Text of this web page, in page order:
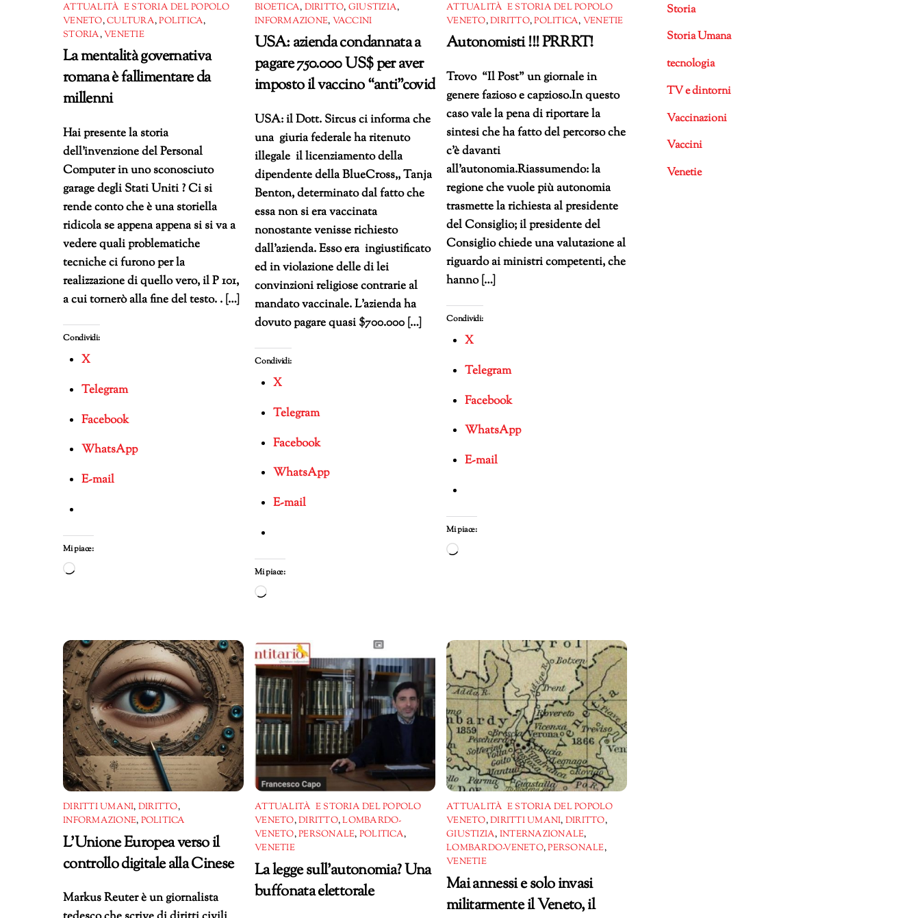
ATTUALITÀ E STORIA DEL POPOLO
VENETO,CULTURA,POLITICA,
STORIA,VENETIE
La mentalità governativa
romana è fallimentare da
millenni
Hai presente la storia
dell’invenzione del Personal
Computer in uno sconosciuto
garage degli Stati Uniti ? Ci si
rende conto che è una storiella
ridicola se appena appena si si va a
vedere quali problematiche
tecniche ci furono per la
realizzazione di quello vero, il P 101,
a cui tornerò alla fine del testo. . […]
Condividi:
X
Telegram
Facebook
WhatsApp
E-mail
Mi piace:
Caricamento
BIOETICA, DIRITTO, GIUSTIZIA,
INFORMAZIONE, VACCINI
USA: azienda condannata a
pagare 750.000 US$ per aver
imposto il vaccino “anti”covid
USA: il Dott. Sircus ci informa che
una giuria federale ha ritenuto
illegale il licenziamento della
dipendente della BlueCross,, Tanja
Benton, determinato dal fatto che
essa non si era vaccinata
nonostante venisse richiesto
dall’azienda. Esso era ingiustificato
ed in violazione delle di lei
convinzioni religiose contrarie al
mandato vaccinale. L’azienda ha
dovuto pagare quasi $700.000 […]
Condividi:
X
Telegram
Facebook
WhatsApp
E-mail
Mi piace:
Caricamento
ATTUALITÀ E STORIA DEL POPOLO
VENETO,DIRITTO,POLITICA, VENETIE
Autonomisti !!! PRRRT!
Trovo “Il Post” un giornale in
genere fazioso e capzioso.In questo
caso vale la pena di riportare la
sintesi che ha fatto del percorso che
c’è davanti
all’autonomia.Riassumendo: la
regione che vuole più autonomia
trasmette la richiesta al presidente
del Consiglio; il presidente del
Consiglio chiede una valutazione al
riguardo ai ministri competenti, che
hanno […]
Condividi:
X
Telegram
Facebook
WhatsApp
E-mail
Mi piace:
Caricamento
DIRITTI UMANI, DIRITTO,
INFORMAZIONE, POLITICA
L’Unione Europea verso il
controllo digitale alla Cinese
Markus Reuter è un giornalista
ATTUALITÀ E STORIA DEL POPOLO
VENETO,DIRITTO,LOMBARDO-
VENETO,PERSONALE, POLITICA,
VENETIE
La legge sull’autonomia? Una
buffonata elettorale
ATTUALITÀ E STORIA DEL POPOLO
VENETO,DIRITTI UMANI, DIRITTO,
GIUSTIZIA, INTERNAZIONALE,
LOMBARDO-VENETO,PERSONALE,
VENETIE
Mai annessi e solo invasi
militarmente il Veneto, il
Storia
Storia Umana
tecnologia
TV e dintorni
Vaccinazioni
Vaccini
Venetie